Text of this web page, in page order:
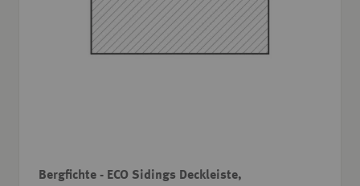
Bergfichte - ECO Sidings Deckleiste,